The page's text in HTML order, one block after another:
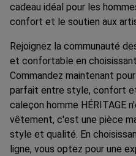
cadeau idéal pour les
confort et le soutien aux
Rejoignez la communauté
et confortable en
Commandez maintenant
parfait entre style, confort
caleçon homme HÉRITAGE
vêtement, c'est une pièce
style et qualité. En
ligne, vous optez pour une